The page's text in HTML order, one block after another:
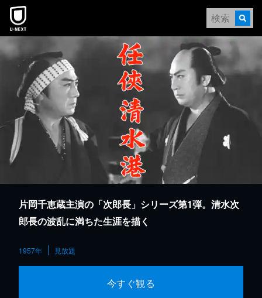
本文へスキップ
片岡千恵蔵主演の「次郎長」シリーズ第1弾。清水次
郎長の波乱に満ちた生涯を描く
1957年 見放題
今すぐ観る